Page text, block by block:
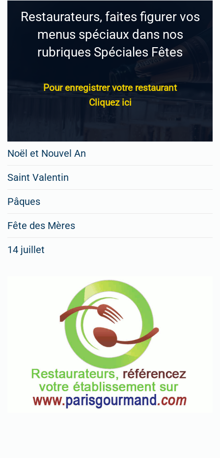
Restaurateurs, faites figurer vos
menus spéciaux dans nos
rubriques Spéciales Fêtes
Pour enregistrer votre restaurant
Cliquez ici
Noël et Nouvel An
Saint Valentin
Pâques
Fête des Mères
14 juillet